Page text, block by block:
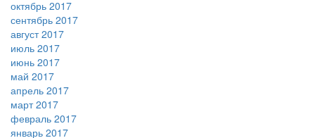
октябрь 2017
сентябрь 2017
август 2017
июль 2017
июнь 2017
май 2017
апрель 2017
март 2017
февраль 2017
январь 2017